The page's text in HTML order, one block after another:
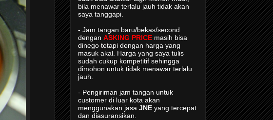
bila menawar terlalu jauh tidak akan
saya tanggapi.
- Jam tangan baru/bekas/second
dengan ASKING PRICE masih bisa
dinego tetapi dengan harga yang
masuk akal. Harga yang saya tulis
sudah cukup kompetitif sehingga
dimohon untuk tidak menawar terlalu
jauh.
- Pengiriman jam tangan untuk
customer di luar kota akan
menggunakan jasa JNE yang tercepat
dan diasuransikan.